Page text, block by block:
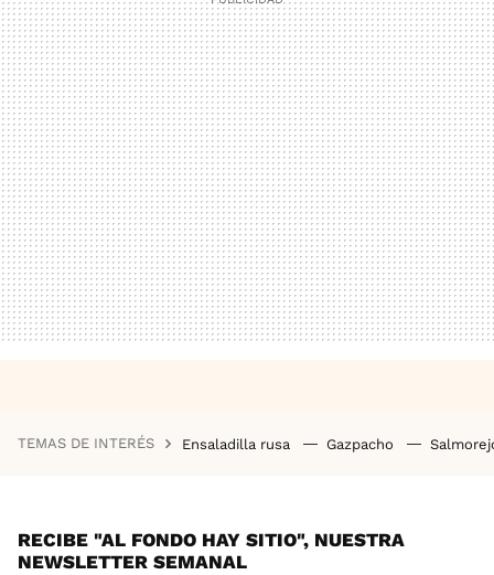
TEMAS DE INTERÉS Ensaladilla rusa Gazpacho
RECIBE "AL FONDO HAY SITIO", NUESTRA
NEWSLETTER SEMANAL